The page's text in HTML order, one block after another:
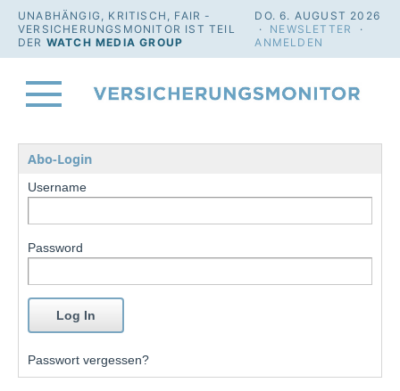
UNABHÄNGIG, KRITISCH, FAIR -
VERSICHERUNGSMONITOR IST TEIL
DER WATCH MEDIA GROUP
DO. 6. AUGUST 2026
· NEWSLETTER
·
ANMELDEN
Abo-Login
Username
Password
Passwort vergessen?